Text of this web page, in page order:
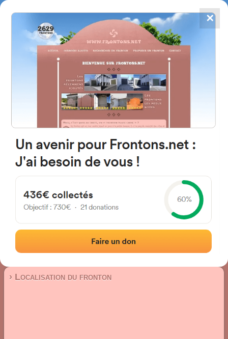
FRONTONS.NET
RECHERCHER UN FRONTON
PROPOSER UN FRONTON
4867
frontons
02637 Fuensanta, Albacete
Calle Cavero 69
Fronton mur à gauche
Localisation|Photos|Commentaires et avis
› Localisation du fronton
✕